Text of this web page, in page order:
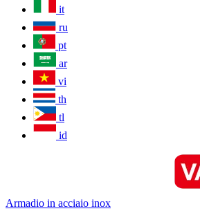
it
ru
pt
ar
vi
th
tl
id
Armadio in acciaio inox